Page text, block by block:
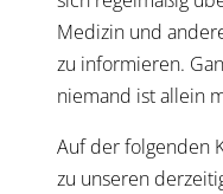
Medizin und
zu informieren.
niemand ist allein
Auf der folgenden
zu unseren